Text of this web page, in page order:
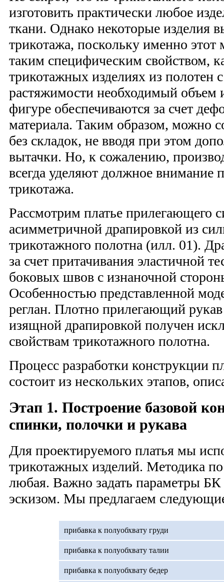
изготовить практически любое
ткани. Однако некоторые изделия
трикотажа, поскольку именно этот
таким специфическим свойством,
трикотажных изделиях из полотен
растяжимости необходимый объем
фигуре обеспечиваются за счет
материала. Таким образом, можно
без складок, не вводя при этом
вытачки. Но, к сожалению,
всегда уделяют должное внимание
трикотажа.
Рассмотрим платье прилегающего
асимметричной драпировкой из
трикотажного полотна (илл. 01).
за счет притачивания эластичной
боковых швов с изнаночной
Особенностью представленной
реглан. Плотно прилегающий рукав
изящной драпировкой получен
свойствам трикотажного полотна.
Процесс разработки конструкции
состоит из нескольких этапов,
Этап 1. Построение базовой
спинки, полочки и рукава
Для проектируемого платья мы
трикотажных изделий. Методика
любая. Важно задать параметры БК
эскизом. Мы предлагаем
прибавка к полуобхвату груди
прибавка к полуобхвату талии
прибавка к полуобхвату бедер